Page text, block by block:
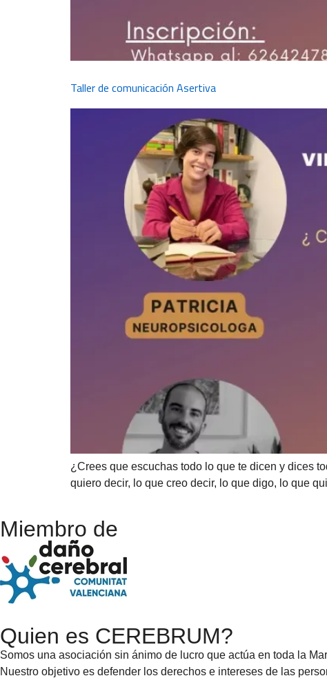
Taller de comunicación Asertiva
¿Crees que escuchas todo lo que te dicen y dices
quiero decir, lo que creo decir, lo que digo, lo que
Miembro de
Quien es CEREBRUM?
Somos una asociación sin ánimo de lucro que actúa en toda la
Nuestro objetivo es defender los derechos e intereses de las